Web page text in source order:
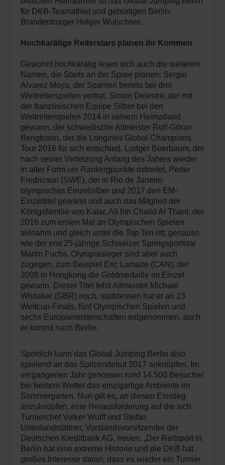
für DKB-Teamathlet und gebürtigen Berlin-
Brandenburger Holger Wulschner.
Hochkarätige Reiterstars planen ihr Kommen
Gewohnt hochkarätig lesen sich auch die weiteren
Namen, die Starts an der Spree planen: Sergio
Alvarez Moya, der Spanien bereits bei drei
Weltreiterspielen vertrat, Simon Delestre, der mit
der französischen Equipe Silber bei den
Weltreiterspielen 2014 in seinem Heimatland
gewann, der schwedische Altmeister Rolf-Göran
Bengtsson, der die Longines Global Champions
Tour 2016 für sich entschied, Ludger Beerbaum, der
nach seiner Verletzung Anfang des Jahres wieder
in alter Form um Rankingpunkte mitreitet, Peder
Fredricson (SWE), der in Rio de Janeiro
olympisches Einzelsilber und 2017 den EM-
Einzeltitel gewann und auch das Mitglied der
Königsfamilie von Katar, Ali bin Chalid Al Thani, der
2016 zum ersten Mal an Olympischen Spielen
teilnahm und gleich unter die Top Ten ritt, genauso
wie der erst 25-jährige Schweizer Springsportstar
Martin Fuchs. Olympiasieger sind aber auch
zugegen, zum Beispiel Eric Lamaze (CAN), der
2008 in Hongkong die Goldmedaille im Einzel
gewann. Dieser Titel fehlt Altmeister Michael
Whitaker (GBR) noch, stattdessen hat er an 23
Weltcup-Finals, fünf Olympischen Spielen und
sechs Europameisterschaften teilgenommen, auch
er kommt nach Berlin.
Sportlich kann das Global Jumping Berlin also
spielend an das Spitzendebut 2017 anknüpfen. Im
vergangenen Jahr genossen rund 14.500 Besucher
bei bestem Wetter das einzigartige Ambiente im
Sommergarten. Nun gilt es, an diesen Einstieg
anzuknüpfen, eine Herausforderung auf die sich
Turnierchef Volker Wulff und Stefan
Unterlandstättner, Vorstandsvorsitzender der
Deutschen Kreditbank AG, freuen. „Der Reitsport in
Berlin hat eine extreme Historie und die DKB hat
großes Interesse daran, dass es wieder ein Turnier